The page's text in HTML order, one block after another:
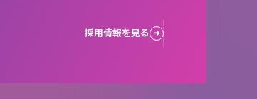
採用情報を見る